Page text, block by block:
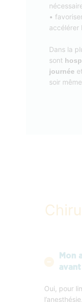
•
accélérer
Dans la
sont
journée
soir même.
Mon
Oui, pour